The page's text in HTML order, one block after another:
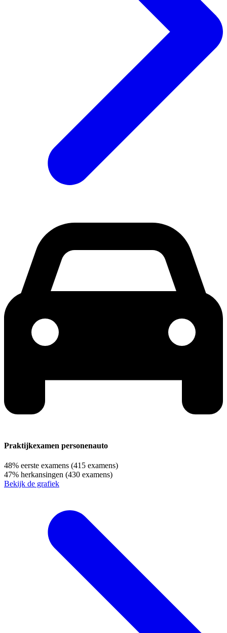
Praktijkexamen personenauto
48% eerste examens (415 examens)
47% herkansingen (430 examens)
Bekijk de grafiek